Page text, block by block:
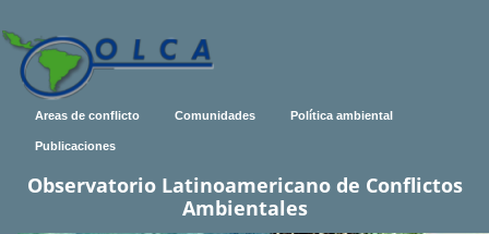
Areas de conflicto Comunidades Política ambiental
Publicaciones
Observatorio Latinoamericano de Conflictos
Ambientales